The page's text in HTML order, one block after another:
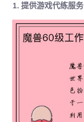
1. 提供游戏代练服务